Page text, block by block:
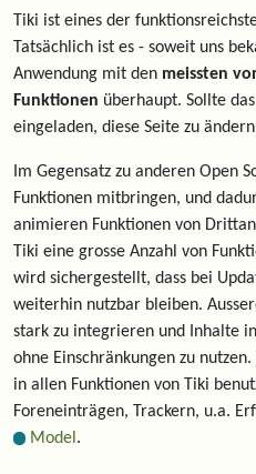
Tiki ist eines der
Tatsächlich ist es - soweit uns
Anwendung mit den meissten
Funktionen überhaupt. Sollte
eingeladen, diese Seite zu
Im Gegensatz zu anderen Open
Funktionen mitbringen, und
animieren Funktionen von
Tiki eine grosse Anzahl von
wird sichergestellt, dass bei
weiterhin nutzbar bleiben.
stark zu integrieren und Inhalte
ohne Einschränkungen zu
in allen Funktionen von Tiki
Foreneinträgen, Trackern, u.a.
Model .